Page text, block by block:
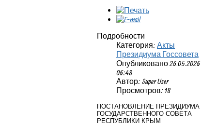
Подробности
Категория: Акты
Президиума Госсовета
Опубликовано 26.05.2026
06:48
Автор: Super User
Просмотров: 18
ПОСТАНОВЛЕНИЕ ПРЕЗИДИУМА
ГОСУДАРСТВЕННОГО СОВЕТА
РЕСПУБЛИКИ КРЫМ